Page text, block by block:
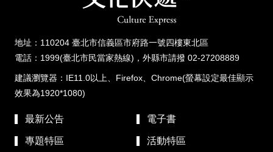
地址：110204 臺北市信義區市府路一號四樓東北區
電話：1999(臺北市民當家熱線)，外縣市請撥 02-27208889
建議瀏覽器：IE11.0以上、Firefox、Chrome(螢幕設定最佳顯示
效果為1920*1080)
最新公告 電子書
專題特區 活動特區